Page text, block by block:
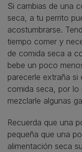
Si cambias de una
seca, a tu perrito
acostumbrarse.
tiempo comer y
de comida seca a
bebe un poco
parecerle extraña
comida seca, por lo
mezclarle algunas
Recuerda que una
pequeña que una
alimentación seca